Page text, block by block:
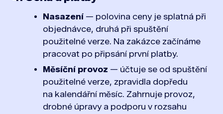
Nasazení — polovina ceny je splatná při
objednávce, druhá při spuštění
použitelné verze. Na zakázce začínáme
pracovat po připsání první platby.
Měsíční provoz — účtuje se od spuštění
použitelné verze, zpravidla dopředu
na kalendářní měsíc. Zahrnuje provoz,
drobné úpravy a podporu v rozsahu